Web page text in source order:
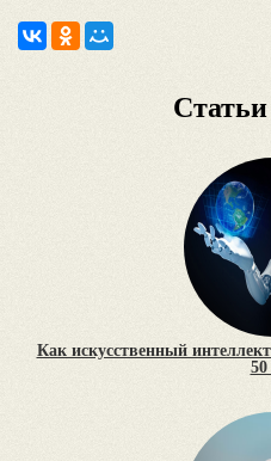
Статьи
Как искусственный
50